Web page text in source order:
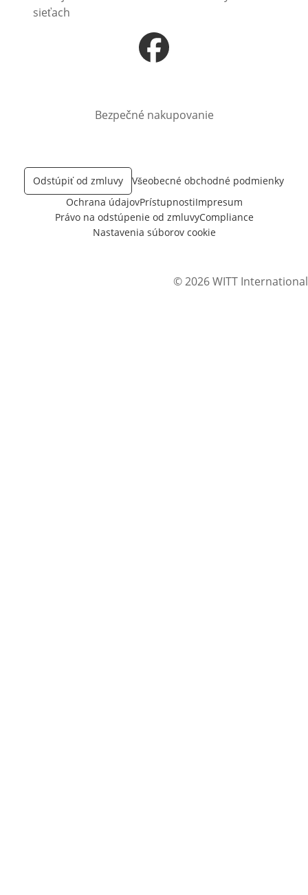
sieťach
Otvorí sa vnovom okne
Bezpečné nakupovanie
Odstúpiť od zmluvy
Všeobecné obchodné podmienky
Ochrana údajovPrístupnostiImpresum
Právo na odstúpenie od zmluvyCompliance
Nastavenia súborov cookie
© 2026 WITT International